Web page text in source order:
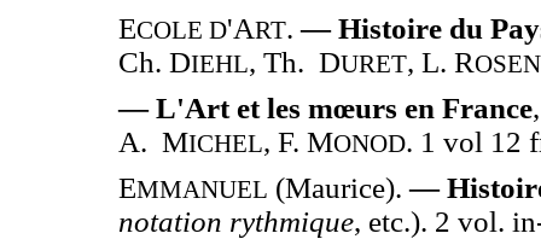
ECOLE D'ART. — Histoire du
Ch. DIEHL, Th. DURET, L. R
— L'Art et les mœurs en France
A. MICHEL, F. MONOD. 1 vol 12
EMMANUEL (Maurice). —
notation rythmique, etc.). 2 vol.